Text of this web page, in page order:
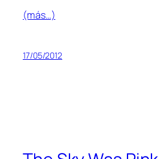
(más…)
17/05/2012